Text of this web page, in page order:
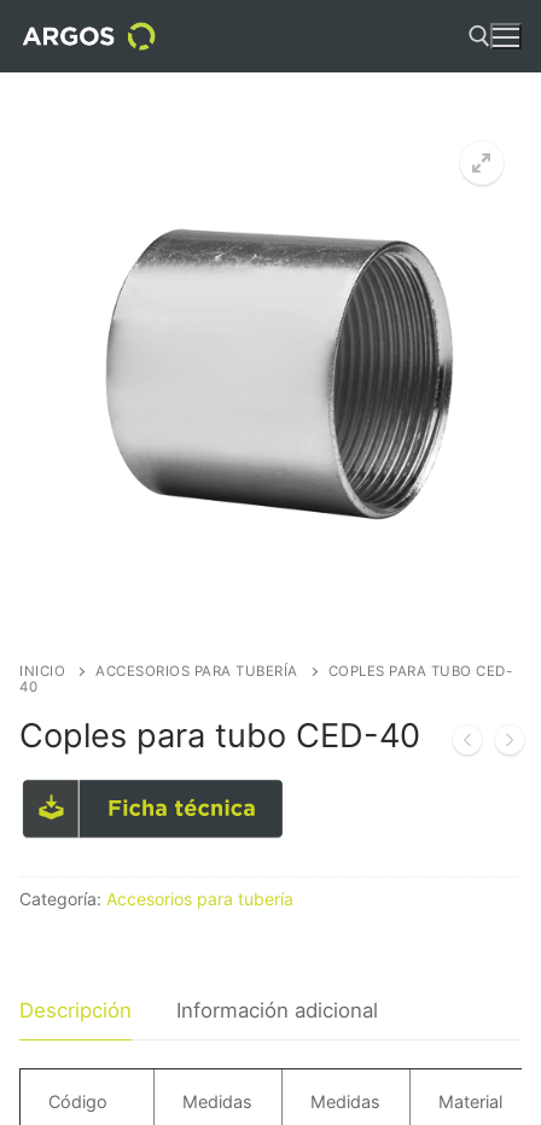
INICIO ACCESORIOS PARA TUBERÍA
COPLES PARA TUBO CED-
40
Coples para tubo CED-40
Categoría: Accesorios para tubería
Descripción Información adicional
Código Medidas Medidas Material